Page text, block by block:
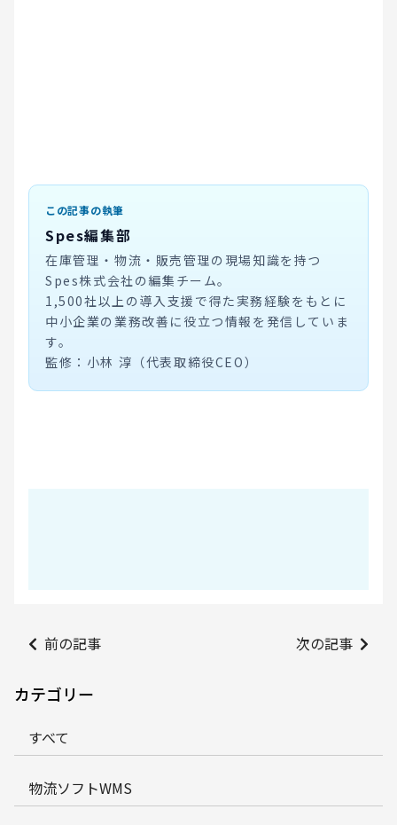
この記事の執筆
Spes編集部
在庫管理・物流・販売管理の現場知識を持つ
Spes株式会社の編集チーム。
1,500社以上の導入支援で得た実務経験をもとに
中小企業の業務改善に役立つ情報を発信していま
す。
監修：小林 淳（代表取締役CEO）
前の記事 次の記事
カテゴリー
すべて
物流ソフトWMS